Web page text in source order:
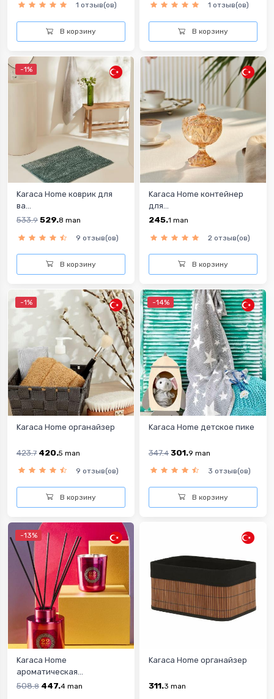
1 отзыв(ов)
В корзину
1 отзыв(ов)
В корзину
-1%
Karaca Home коврик для
ва...
533.9 529.8 man
9 отзыв(ов)
В корзину
Karaca Home контейнер
для...
245.1 man
2 отзыв(ов)
В корзину
-1%
Karaca Home органайзер
423.7 420.5 man
9 отзыв(ов)
В корзину
-14%
Karaca Home детское пике
347.4 301.9 man
3 отзыв(ов)
В корзину
-13%
Karaca Home
ароматическая...
508.8 447.4 man
Karaca Home органайзер
311.3 man